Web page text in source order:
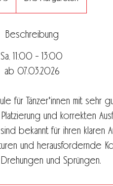
Beschreibung
Sa, 11:00 - 13:00
ab 07.03.2026
für Tänzer*innen mit sehr
und korrekten
bekannt für ihren klaren
und herausfordernde
und Sprüngen.